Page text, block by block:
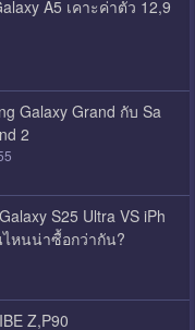
A5 เคาะค่าตัว 12,9
Galaxy Grand กับ Sa
2
S25 Ultra VS iPh
ไหนน่าซื้อกว่ากัน?
Z,P90